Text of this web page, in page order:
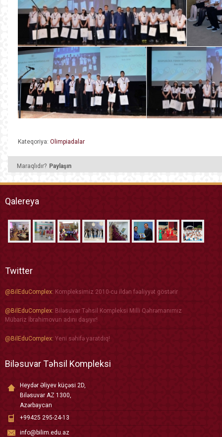
Kateqoriya: Olimpiadalar
Maraqlıdır? Paylaşın
Qalereya
Twitter
@BilEduComplex: Kompleksimiz 2010-cu ildən fəaliyyət göstərir
@BilEduComplex: Biləsuvar Təhsil Kompleksi Milli Qəhrəmanımız
Mübariz İbrahimovun adını daşıyır!
@BilEduComplex: Yeni səhifə yaratdıq!
Biləsuvar Təhsil Kompleksi
Heydər Əliyev küçəsi 2D,
Biləsuvar AZ 1300,
Azərbaycan
+99425 295-24-13
info@bilim.edu.az